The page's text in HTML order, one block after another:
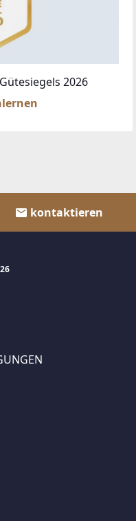
2026
kontaktieren